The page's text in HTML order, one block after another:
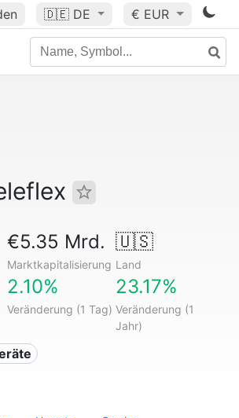
🇩🇪 DE € EUR
€5.35 Mrd.
Marktkapitalisierung
🇺🇸
Land
2.10%
Veränderung (1 Tag)
23.17%
Veränderung (1
Jahr)